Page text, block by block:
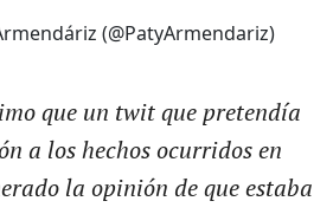
(@PatyArmendariz)
que un twit que pretendía
a los hechos ocurridos en
la opinión de que estaba